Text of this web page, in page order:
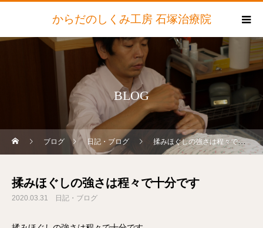
からだのしくみ工房 石塚治療院
BLOG
ブログ 日記・ブログ 揉みほぐしの強さは程々で十分です
揉みほぐしの強さは程々で十分です
2020.03.31 日記・ブログ